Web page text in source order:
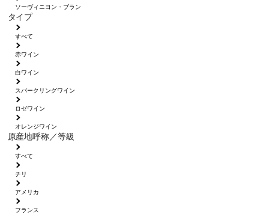
ソーヴィニヨン・ブラン
タイプ
すべて
赤ワイン
白ワイン
スパークリングワイン
ロゼワイン
オレンジワイン
原産地呼称／等級
すべて
チリ
アメリカ
フランス